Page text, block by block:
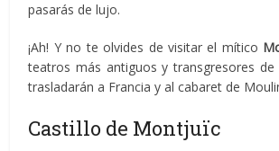
pasarás de lujo.
¡Ah! Y no te olvides de visitar el mítico
teatros más antiguos y transgresores
trasladarán a Francia y al cabaret de
Castillo de Montjuïc